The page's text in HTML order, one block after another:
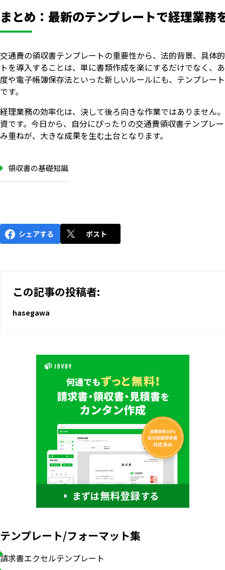
まとめ：最新のテンプレートで経理業務
交通費の領収書テンプレートの重要性から、法的背景、具体
トを導入することは、単に書類作成を楽にするだけでなく
度や電子帳簿保存法といった新しいルールにも、テンプレー
です。
経理業務の効率化は、決して後ろ向きな作業ではありません
資です。今日から、自分にぴったりの交通費領収書テンプレ
み重ねが、大きな成果を生む土台となります。
領収書の基礎知識
シェアする ポスト
この記事の投稿者:
hasegawa
テンプレート/フォーマット集
請求書エクセルテンプレート